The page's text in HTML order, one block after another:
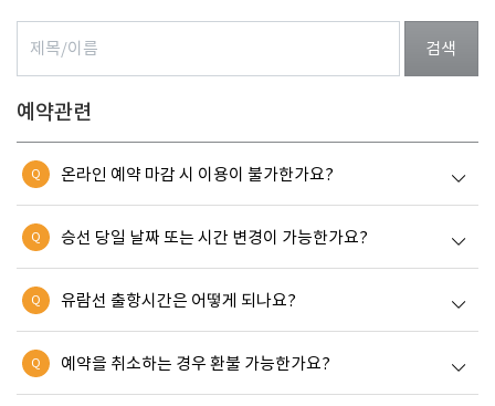
검색
예약관련
Q 온라인 예약 마감 시 이용이 불가한가요?
Q 승선 당일 날짜 또는 시간 변경이 가능한가요?
Q 유람선 출항시간은 어떻게 되나요?
Q 예약을 취소하는 경우 환불 가능한가요?